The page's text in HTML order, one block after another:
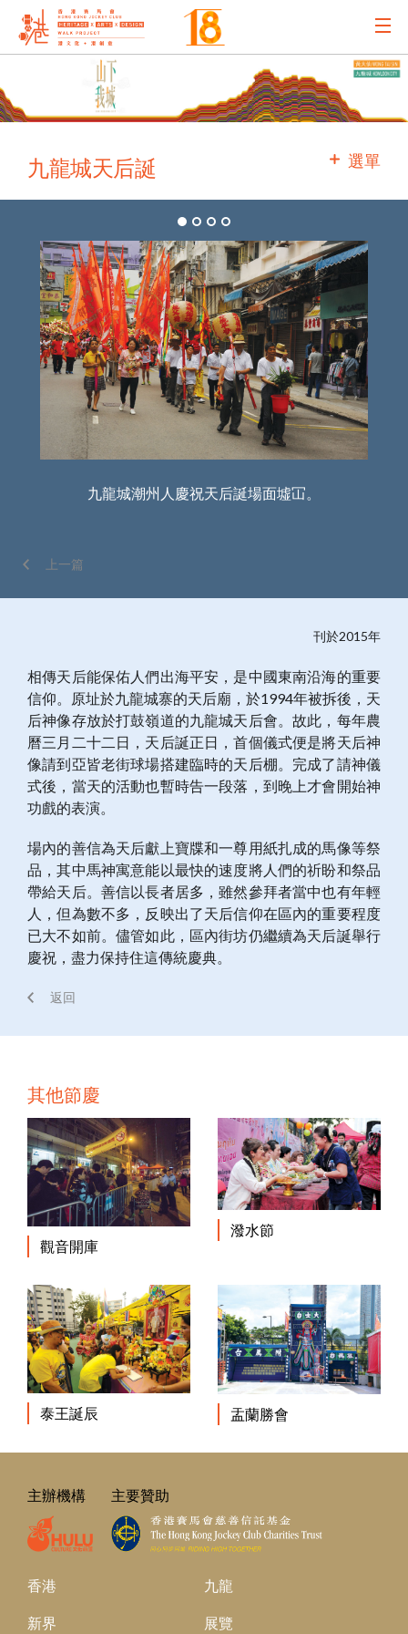
主辦機構
主要贊助
選單
九龍城天后誕
九龍城潮州人慶祝天后誕場面墟冚。
上一篇
刊於2015年
相傳天后能保佑人們出海平安，是中國東南沿海的重要
信仰。原址於九龍城寨的天后廟，於1994年被拆後，天
后神像存放於打鼓嶺道的九龍城天后會。故此，每年農
曆三月二十二日，天后誕正日，首個儀式便是將天后神
像請到亞皆老街球場搭建臨時的天后棚。完成了請神儀
式後，當天的活動也暫時告一段落，到晚上才會開始神
功戲的表演。
場內的善信為天后獻上寶牒和一尊用紙扎成的馬像等祭
品，其中馬神寓意能以最快的速度將人們的祈盼和祭品
帶給天后。善信以長者居多，雖然參拜者當中也有年輕
人，但為數不多，反映出了天后信仰在區內的重要程度
已大不如前。儘管如此，區內街坊仍繼續為天后誕舉行
慶祝，盡力保持住這傳統慶典。
返回
其他節慶
觀音開庫
潑水節
泰王誕辰 盂蘭勝會
主辦機構 主要贊助
香港 九龍
新界 展覽